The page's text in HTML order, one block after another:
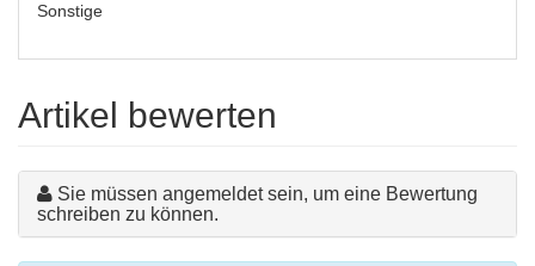
Sonstige
Artikel bewerten
Sie müssen angemeldet sein, um eine Bewertung
schreiben zu können.